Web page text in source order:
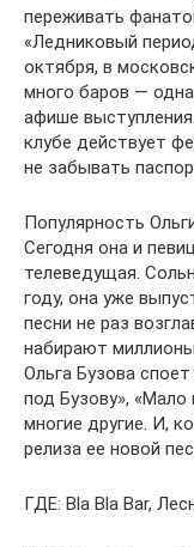
переживать
«Ледниковый
октября, в
много баров —
афише
клубе действует
не забывать
Популярность
Сегодня она и
телеведущая.
году, она уже
песни не раз
набирают
Ольга Бузова
под Бузову», «Мало
многие другие. И,
релиза ее новой
ГДЕ: Bla Bla Bar,